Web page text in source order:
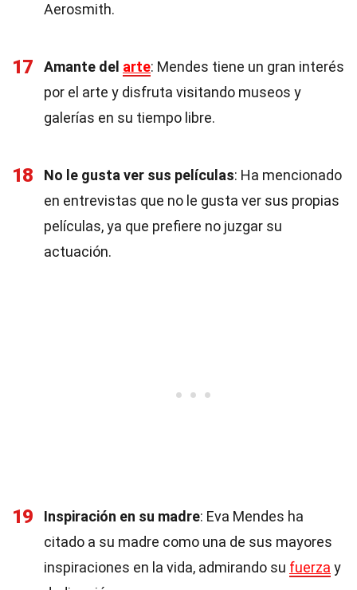
Aerosmith.
17 Amante del arte: Mendes tiene un gran interés
por el arte y disfruta visitando museos y
galerías en su tiempo libre.
18 No le gusta ver sus películas: Ha mencionado
en entrevistas que no le gusta ver sus propias
películas, ya que prefiere no juzgar su
actuación.
19 Inspiración en su madre: Eva Mendes ha
citado a su madre como una de sus mayores
inspiraciones en la vida, admirando su fuerza y